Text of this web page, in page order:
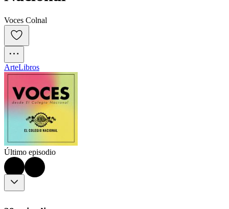
Voces Colnal
ArteLibros
Último episodio